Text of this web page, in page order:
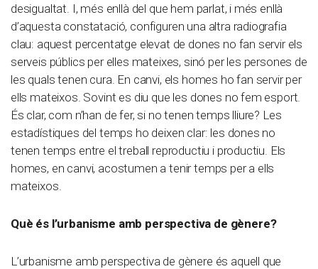
desigualtat. I, més enllà del que hem parlat, i més enllà
d’aquesta constatació, configuren una altra radiografia
clau: aquest percentatge elevat de dones no fan servir els
serveis públics per elles mateixes, sinó per les persones de
les quals tenen cura. En canvi, els homes ho fan servir per
ells mateixos. Sovint es diu que les dones no fem esport.
És clar, com n’han de fer, si no tenen temps lliure? Les
estadístiques del temps ho deixen clar: les dones no
tenen temps entre el treball reproductiu i productiu. Els
homes, en canvi, acostumen a tenir temps per a ells
mateixos.
Què és l’urbanisme amb perspectiva de gènere?
L’urbanisme amb perspectiva de gènere és aquell que